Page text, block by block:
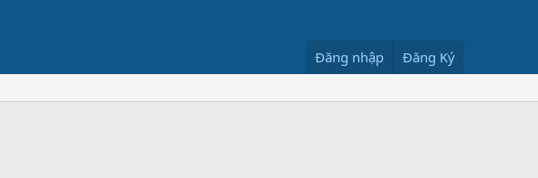
Đăng nhập Đăng Ký